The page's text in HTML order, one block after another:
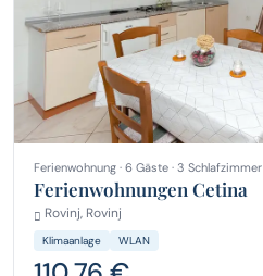
Ferienwohnung · 6 Gäste · 3 Schlafzimmer
Ferienwohnungen Cetina
Rovinj, Rovinj
Klimaanlage WLAN